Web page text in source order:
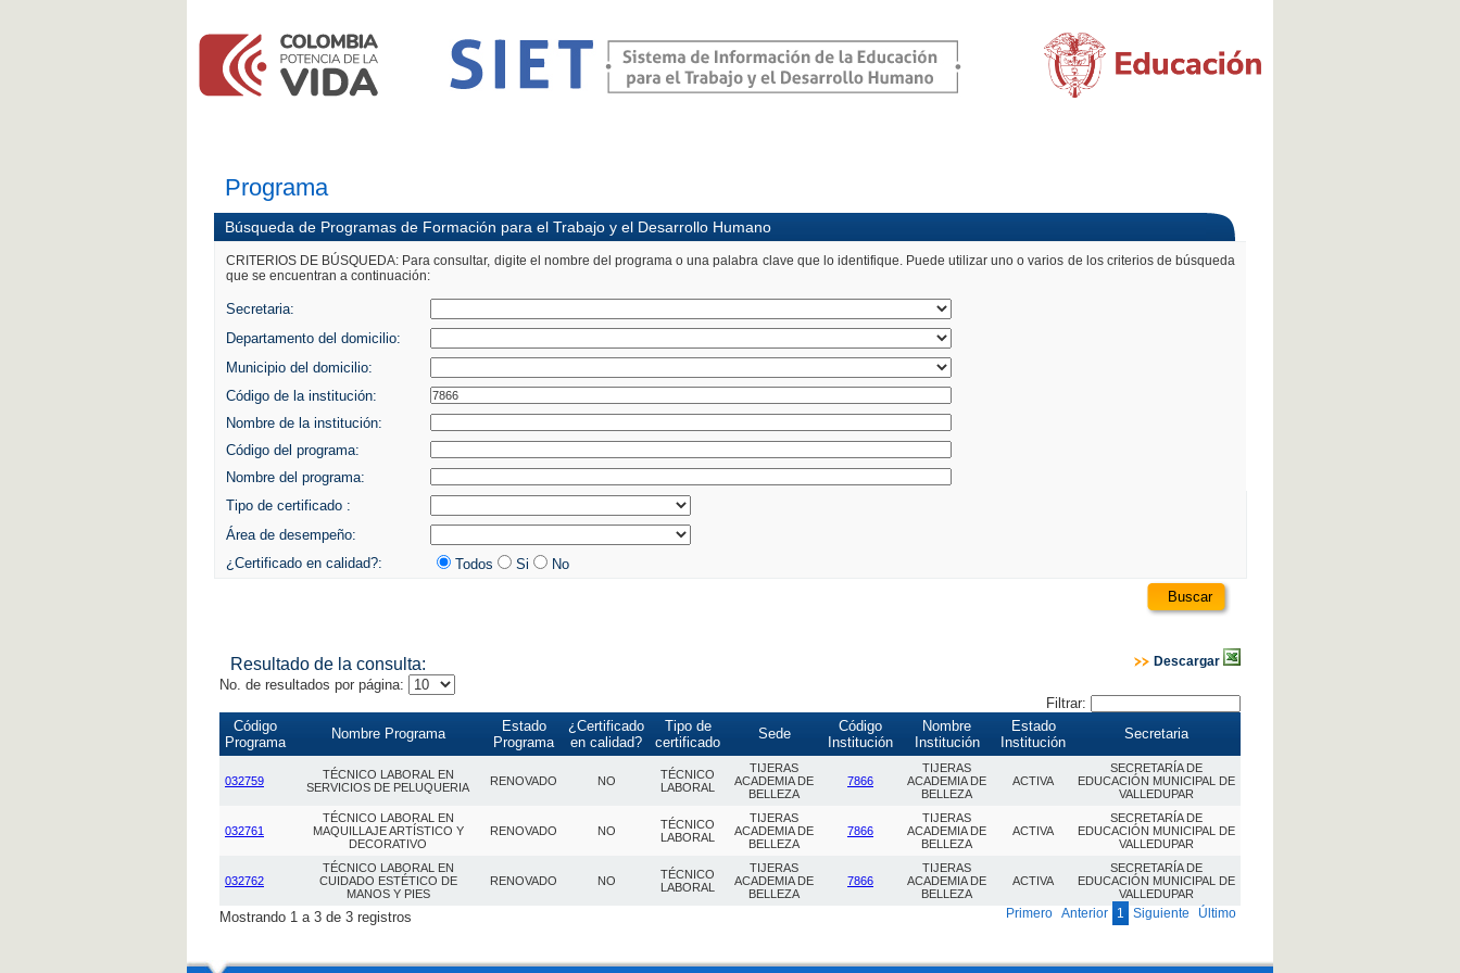
Programa
Búsqueda de Programas de Formación para el Trabajo y el Desarrollo Humano
CRITERIOS DE BÚSQUEDA: Para consultar, digite el nombre del programa o una palabra clave que lo identifique. Puede utilizar uno o varios de los criterios de búsqueda
que se encuentran a continuación:
Secretaria:
Departamento del domicilio:
Municipio del domicilio:
Código de la institución:
Nombre de la institución:
Código del programa:
Nombre del programa:
Tipo de certificado :
Área de desempeño:
¿Certificado en calidad?:
Todos Si
No
Buscar
Resultado de la consulta: Descargar
No. de resultados por página:
Filtrar:
Código
Programa
Nombre Programa
Estado
Programa
¿Certificado
en calidad?
Tipo de
certificado
Sede
Código
Institución
Nombre
Institución
Estado
Institución
Secretaria
032759
TÉCNICO LABORAL EN
SERVICIOS DE PELUQUERIA
RENOVADO NO
TÉCNICO
LABORAL
TIJERAS
ACADEMIA DE
BELLEZA
7866
TIJERAS
ACADEMIA DE
BELLEZA
ACTIVA
SECRETARÍA DE
EDUCACIÓN MUNICIPAL DE
VALLEDUPAR
032761
TÉCNICO LABORAL EN
MAQUILLAJE ARTÍSTICO Y
DECORATIVO
RENOVADO NO
TÉCNICO
LABORAL
TIJERAS
ACADEMIA DE
BELLEZA
7866
TIJERAS
ACADEMIA DE
BELLEZA
ACTIVA
SECRETARÍA DE
EDUCACIÓN MUNICIPAL DE
VALLEDUPAR
032762
TÉCNICO LABORAL EN
CUIDADO ESTÉTICO DE
MANOS Y PIES
RENOVADO NO
TÉCNICO
LABORAL
TIJERAS
ACADEMIA DE
BELLEZA
7866
TIJERAS
ACADEMIA DE
BELLEZA
ACTIVA
SECRETARÍA DE
EDUCACIÓN MUNICIPAL DE
VALLEDUPAR
Mostrando 1 a 3 de 3 registros Primero Anterior 1 Siguiente Último